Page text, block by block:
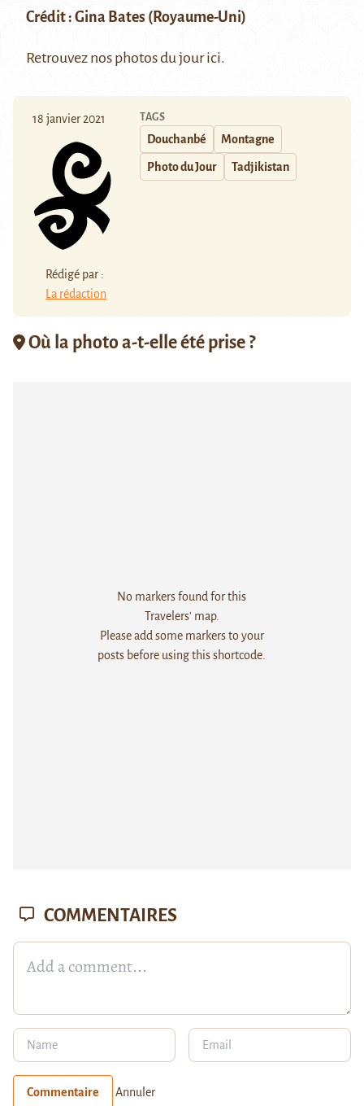
Crédit : Gina Bates (Royaume-Uni)
Retrouvez nos photos du jourici.
18 janvier 2021
Rédigé par :
La rédaction
TAGS
Douchanbé Montagne
Photo du Jour Tadjikistan
Où la photo a-t-elle été prise ?
No markers found for this
Travelers' map.
Please add some markers to your
posts before using this shortcode.
COMMENTAIRES
Commentaire Annuler